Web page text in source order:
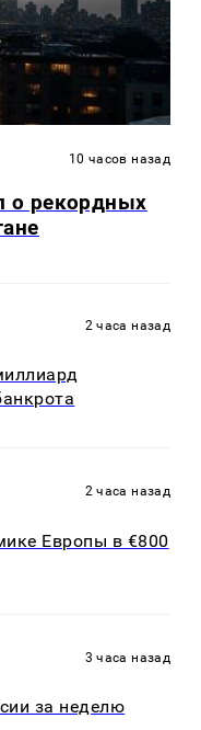
10 часов назад
о рекордных
2 часа назад
2 часа назад
Европы в €800
3 часа назад
за неделю